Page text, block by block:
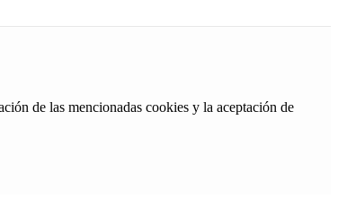
de las mencionadas cookies y la aceptación de